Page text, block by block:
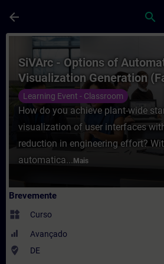
arrow_back search
Curso - SiVArc -
SiVArc - Options of
Visualization Generation
face Training)
Learning Event - Classroom
How do you achieve plant-wide
visualization of user interfaces
reduction in engineering effort?
automatica... Mais
Brevemente
widgets Curso
Avançado
where_to_vote DE